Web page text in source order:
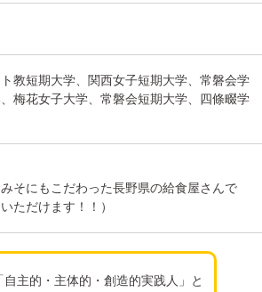
教短期大学、関西女子短期大学、常磐会学
梅花女子大学、常磐会短期大学、四條畷学
そにもこだわった長野県の給食屋さんで
ただけます！！）
主的・主体的・創造的実践人」と